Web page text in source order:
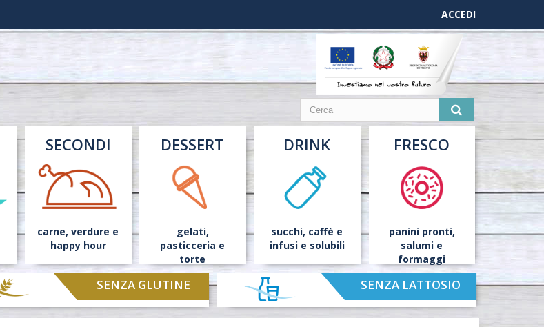
ACCEDI
SECONDI
carne, verdure e
happy hour
DESSERT
gelati,
pasticceria e
torte
DRINK
succhi, caffè e
infusi e solubili
FRESCO
panini pronti,
salumi e
formaggi
SENZA GLUTINE SENZA LATTOSIO